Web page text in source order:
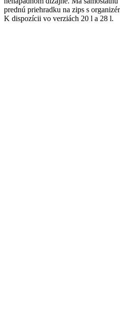
prednú priehradku na zips s
K dispozícii vo verziách 20 l a 28 l.